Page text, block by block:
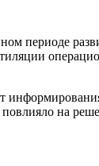
периоде
на